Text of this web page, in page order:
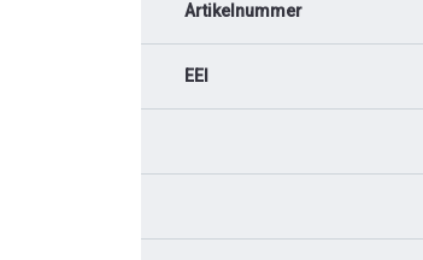
Artikelnummer
EEI